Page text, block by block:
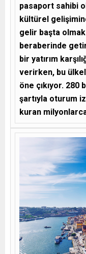
pasaport sahibi
kültürel
gelir başta
beraberinde
bir yatırım
verirken, bu
öne çıkıyor. 280
şartıyla oturum
kuran